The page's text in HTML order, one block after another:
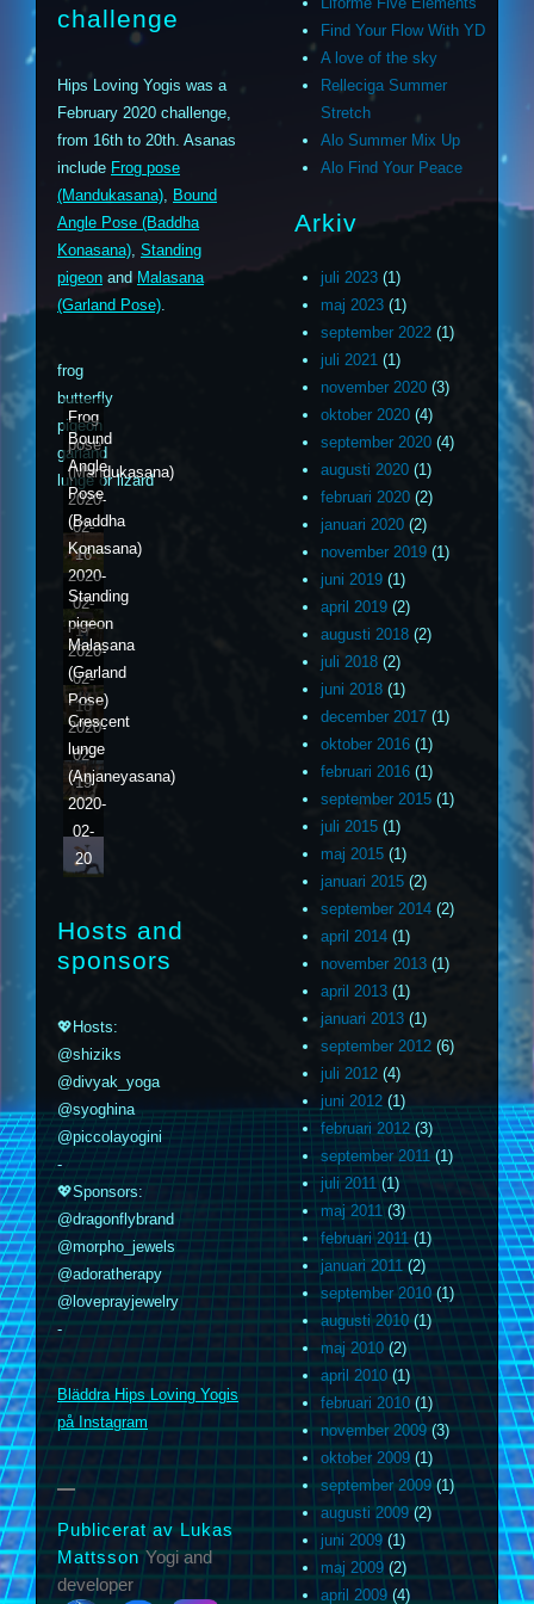
challenge
Hips Loving Yogis was a
February 2020 challenge,
from 16th to 20th. Asanas
include Frog pose
(Mandukasana), Bound
Angle Pose (Baddha
Konasana), Standing
pigeon and Malasana
(Garland Pose).
frog
butterfly
pigeon
garland
lunge or lizard
Frog
pose
(Mandukasana)
2020-
02-
16
Bound
Angle
Pose
(Baddha
Konasana)
2020-
02-
17
Standing
pigeon
2020-
02-
18
Malasana
(Garland
Pose)
2020-
02-
19
Crescent
lunge
(Anjaneyasana)
2020-
02-
20
Hosts and
sponsors
💖Hosts:
@shiziks
@divyak_yoga
@syoghina
@piccolayogini
-
💖Sponsors:
@dragonflybrand
@morpho_jewels
@adoratherapy
@loveprayjewelry
-
Bläddra Hips Loving Yogis
på Instagram
Publicerat av Lukas
MattssonYogi and
developer
Find Your Flow With YD
A love of the sky
Relleciga Summer
Stretch
Alo Summer Mix Up
Alo Find Your Peace
Arkiv
juli 2023 (1)
maj 2023 (1)
september 2022 (1)
juli 2021 (1)
november 2020 (3)
oktober 2020 (4)
september 2020 (4)
augusti 2020 (1)
februari 2020 (2)
januari 2020 (2)
november 2019 (1)
juni 2019 (1)
april 2019 (2)
augusti 2018 (2)
juli 2018 (2)
juni 2018 (1)
december 2017 (1)
oktober 2016 (1)
februari 2016 (1)
september 2015 (1)
juli 2015 (1)
maj 2015 (1)
januari 2015 (2)
september 2014 (2)
april 2014 (1)
november 2013 (1)
april 2013 (1)
januari 2013 (1)
september 2012 (6)
juli 2012 (4)
juni 2012 (1)
februari 2012 (3)
september 2011 (1)
juli 2011(1)
maj 2011(3)
februari 2011(1)
januari 2011(2)
september 2010(1)
augusti 2010(1)
maj 2010 (2)
april 2010 (1)
februari 2010 (1)
november 2009(3)
oktober 2009 (1)
september 2009(1)
augusti 2009(2)
juni 2009 (1)
maj 2009 (2)
april 2009 (4)